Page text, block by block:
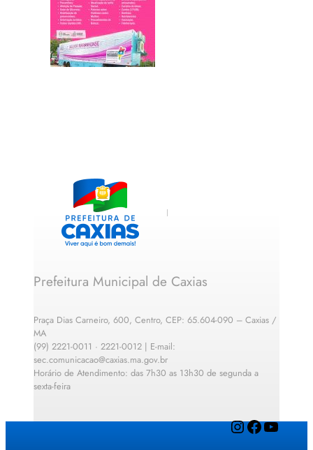
Prefeitura Municipal de Caxias
Praça Dias Carneiro, 600, Centro, CEP: 65.604-090 – Caxias /
MA
(99) 2221-0011 · 2221-0012 | E-mail:
sec.comunicacao@caxias.ma.gov.br
Horário de Atendimento: das 7h30 as 13h30 de segunda a
sexta-feira
InstagramFacebook YouTube